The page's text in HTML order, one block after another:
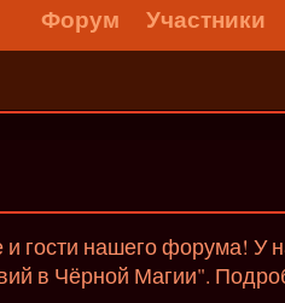
Форум Участники
гости нашего форума! У
в Чёрной Магии".